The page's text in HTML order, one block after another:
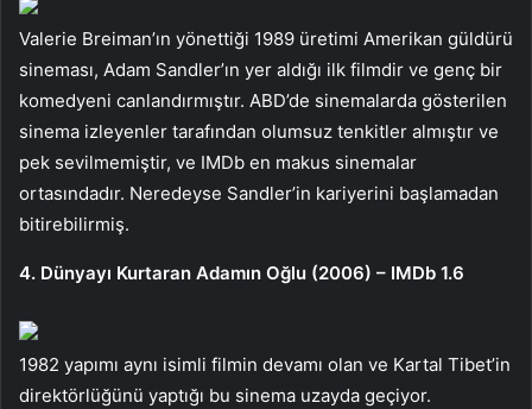
Valerie Breiman’ın yönettiği 1989 üretimi Amerikan güldürü
sineması, Adam Sandler’ın yer aldığı ilk filmdir ve genç bir
komedyeni canlandırmıştır. ABD’de sinemalarda gösterilen
sinema izleyenler tarafından olumsuz tenkitler almıştır ve
pek sevilmemiştir, ve IMDb en makus sinemalar
ortasındadır. Neredeyse Sandler’in kariyerini başlamadan
bitirebilirmiş.
4. Dünyayı Kurtaran Adamın Oğlu (2006) – IMDb 1.6
1982 yapımı aynı isimli filmin devamı olan ve Kartal Tibet’in
direktörlüğünü yaptığı bu sinema uzayda geçiyor.